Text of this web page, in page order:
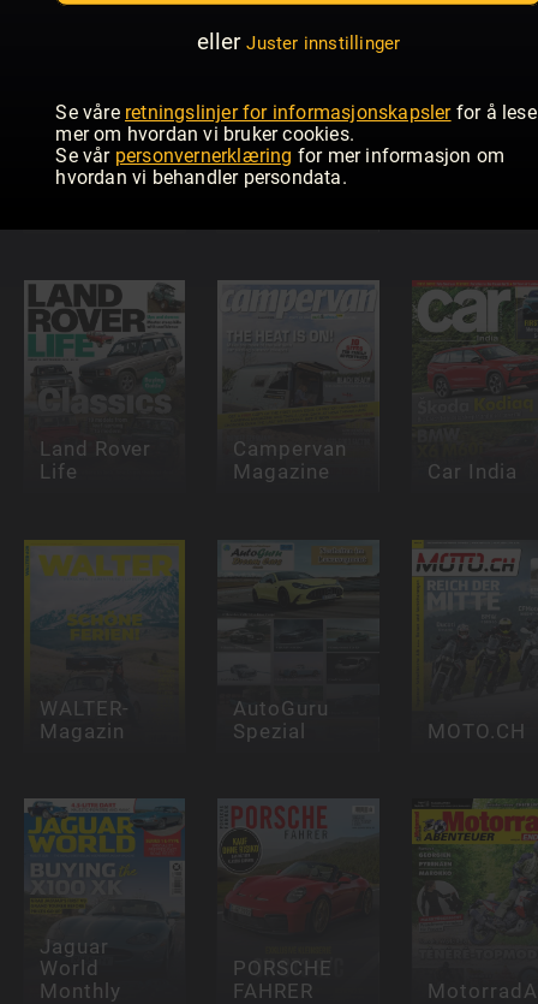
eller Juster innstillinger
Se våre retningslinjer for informasjonskapslerfor å lese
mer om hvordan vi bruker cookies.
Se vår personvernerklæring for mer informasjon om
hvordan vi behandler persondata.
Classic
Motorcycle
Motor
Land Rover
Life
Campervan
Magazine
Car India
WALTER-
Magazin
AutoGuru
Spezial
MOTO.CH
Jaguar
World
Monthly
PORSCHE
FAHRER